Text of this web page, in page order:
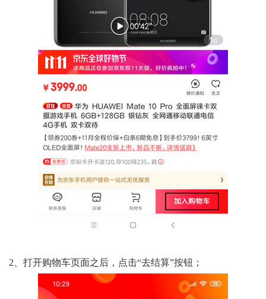
2、打开购物车页面之后，点击“去结算”按钮；